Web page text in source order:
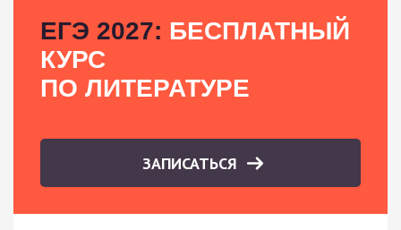
ЕГЭ 2027: БЕСПЛАТНЫЙ
КУРС
ПО ЛИТЕРАТУРЕ
ЗАПИСАТЬСЯ